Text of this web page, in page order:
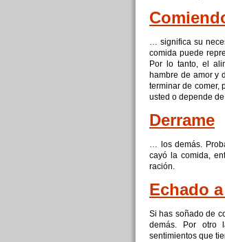
… significa su
comida puede
Por lo tanto, el
hambre de amor y
terminar de comer,
usted o depende
Derrame
… los demás.
cayó la comida,
ración.
Echado
Si has soñado de
demás. Por otro
sentimientos que